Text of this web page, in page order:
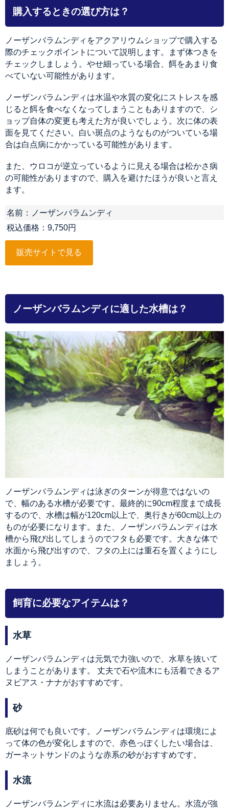
購入するときの選び方は？
ノーザンバラムンディをアクアリウムショップで購入する
際のチェックポイントについて説明します。まず体つきを
チェックしましょう。やせ細っている場合、餌をあまり食
べていない可能性があります。
ノーザンバラムンディは水温や水質の変化にストレスを感
じると餌を食べなくなってしまうこともありますので、シ
ョップ自体の変更も考えた方が良いでしょう。次に体の表
面を見てください。白い斑点のようなものがついている場
合は白点病にかかっている可能性があります。
また、ウロコが逆立っているように見える場合は松かさ病
の可能性がありますので、購入を避けたほうが良いと言え
ます。
名前：ノーザンバラムンディ
税込価格：9,750円
販売サイトで見る
ノーザンバラムンディに適した水槽は？
ノーザンバラムンディは泳ぎのターンが得意ではないの
で、幅のある水槽が必要です。最終的に90cm程度まで成長
するので、水槽は幅が120cm以上で、奥行きが60cm以上の
ものが必要になります。また、ノーザンバラムンディは水
槽から飛び出してしまうのでフタも必要です。大きな体で
水面から飛び出すので、フタの上には重石を置くようにし
ましょう。
飼育に必要なアイテムは？
水草
ノーザンバラムンディは元気で力強いので、水草を抜いて
しまうことがあります。 丈夫で石や流木にも活着できるア
ヌビアス・ナナがおすすめです。
砂
底砂は何でも良いです。ノーザンバラムンディは環境によ
って体の色が変化しますので、赤色っぽくしたい場合は、
ガーネットサンドのような赤系の砂がおすすめです。
水流
ノーザンバラムンディに水流は必要ありません。水流が強